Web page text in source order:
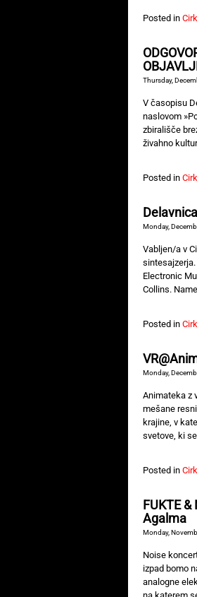
Posted in
Thursday,
V časopisu
naslovom
zbirališče
živahno
Posted in
Monday,
Vabljen/a v
Electronic
Collins.
Posted in
Monday,
Animateka z
mešane
krajine, v
svetove, ki
Posted in
FUKTE
Agalma
Monday,
Noise
izpad bomo
analogne